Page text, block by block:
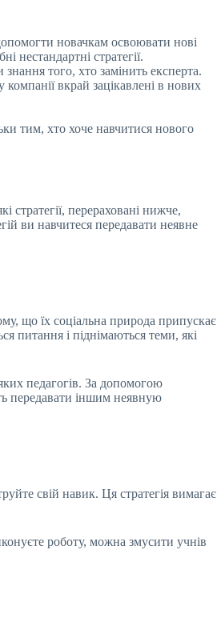
новачкам освоювати нові
нестандартні стратегії.
того, хто замінить експерта.
вкрай зацікавлені в нових
тим, хто хоче навчитися нового
перераховані нижче,
ви навчитеся передавати неявне
що їх соціальна природа припускає
питання і піднімаються теми, які
педагогів. За допомогою
передавати іншим неявную
свій навик. Ця стратегія вимагає
роботу, можна змусити учнів